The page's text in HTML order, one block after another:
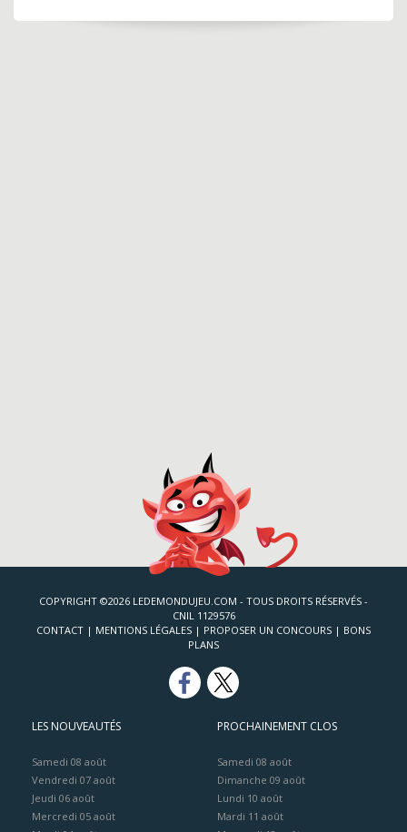
COPYRIGHT ©2026 LEDEMONDUJEU.COM - TOUS DROITS RÉSERVÉS -
CNIL 1129576
CONTACT | MENTIONS LÉGALES | PROPOSER UN CONCOURS | BONS
PLANS
LES NOUVEAUTÉS
Samedi 08 août
Vendredi 07 août
Jeudi 06 août
Mercredi 05 août
PROCHAINEMENT CLOS
Samedi 08 août
Dimanche 09 août
Lundi 10 août
Mardi 11 août